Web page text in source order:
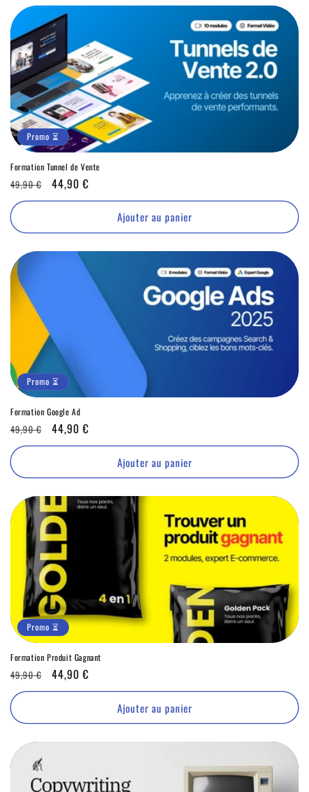
Promo ⏳
Formation Tunnel de Vente
Prix
habituel
49,90 €
Promo
⏳
44,90 €
Ajouter au panier
Promo ⏳
Formation Google Ad
Prix
habituel
49,90 €
Promo
⏳
44,90 €
Ajouter au panier
Promo ⏳
Formation Produit Gagnant
Prix
habituel
49,90 €
Promo
⏳
44,90 €
Ajouter au panier